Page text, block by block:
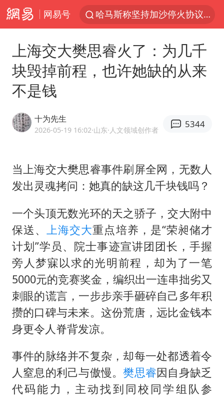
网易号
浙江省甬江发生2026年第1号洪水
白海豚对华东华北影响会大于巴威
央视新主播李秋莹母校发文祝贺
国足U17与阿森纳决赛取消 并列冠军
香港刷新1884年以来最高气温纪录
上海全力守护市民“菜篮子”
暑期研学游升温 在旅途中增长知识
猫咪过火把节被抹成黑猫
BLG经理辟谣Bin离队
曹颖儿子首次演长剧
“开学三件套”全线暴涨
总书记点赞的非遗苗绣焕发新生机
上海交大樊思睿火了：为几千
块毁掉前程，也许她缺的从来
不是钱
十为先生
2026-05-19 16:02·山东·人文领域创作者
5344
当上海交大樊思睿事件刷屏全网，无数人
发出灵魂拷问：她真的缺这几千块钱吗？
一个头顶无数光环的天之骄子，交大附中
保送、
上海交大重点培养，是“荣昶储才
计划”学员、院士事迹宣讲团团长，手握
旁人梦寐以求的光明前程，却为了一笔
5000元的竞赛奖金，编织出一连串拙劣又
刺眼的谎言，一步步亲手砸碎自己多年积
攒的口碑与未来。这份荒唐，远比金钱本
身更令人脊背发凉。
事件的脉络并不复杂，却每一处都透着令
人窒息的利己与傲慢。樊思睿因自身缺乏
代码能力，主动找到同校同学组队参